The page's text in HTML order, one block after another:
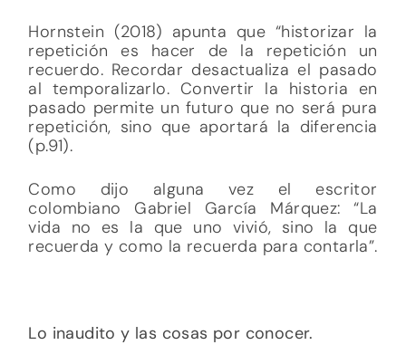
Hornstein (2018) apunta que “historizar la
repetición es hacer de la repetición un
recuerdo. Recordar desactualiza el pasado
al temporalizarlo. Convertir la historia en
pasado permite un futuro que no será pura
repetición, sino que aportará la diferencia
(p.91).
Como dijo alguna vez el escritor
colombiano Gabriel García Márquez: “La
vida no es la que uno vivió, sino la que
recuerda y como la recuerda para contarla”.
Lo inaudito y las cosas por conocer.